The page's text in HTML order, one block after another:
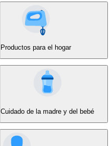
Productos para el hogar
Cuidado de la madre y del bebé